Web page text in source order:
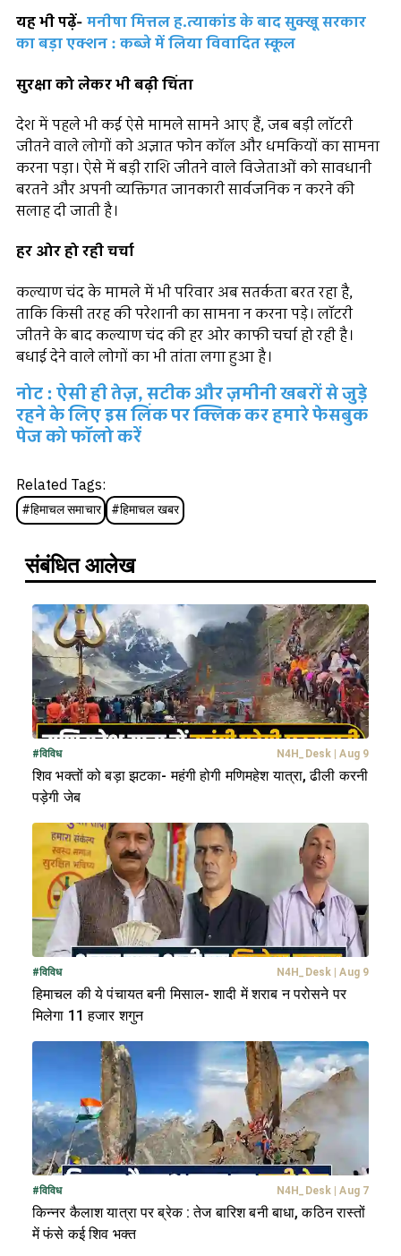
यह भी पढ़ें- मनीषा मित्तल ह.त्याकांड के बाद सुक्खू सरकार
का बड़ा एक्शन : कब्जे में लिया विवादित स्कूल
सुरक्षा को लेकर भी बढ़ी चिंता
देश में पहले भी कई ऐसे मामले सामने आए हैं, जब बड़ी लॉटरी
जीतने वाले लोगों को अज्ञात फोन कॉल और धमकियों का सामना
करना पड़ा। ऐसे में बड़ी राशि जीतने वाले विजेताओं को सावधानी
बरतने और अपनी व्यक्तिगत जानकारी सार्वजनिक न करने की
सलाह दी जाती है।
हर ओर हो रही चर्चा
कल्याण चंद के मामले में भी परिवार अब सतर्कता बरत रहा है,
ताकि किसी तरह की परेशानी का सामना न करना पड़े। लॉटरी
जीतने के बाद कल्याण चंद की हर ओर काफी चर्चा हो रही है।
बधाई देने वाले लोगों का भी तांता लगा हुआ है।
नोट : ऐसी ही तेज़, सटीक और ज़मीनी खबरों से जुड़े
रहने के लिए इस लिंक पर क्लिक कर हमारे फेसबुक
पेज को फॉलो करें
Related Tags:
#हिमाचल समाचार #हिमाचल खबर
संबंधित आलेख
#विविध N4H_Desk Aug 9
शिव भक्तों को बड़ा झटका- महंगी होगी मणिमहेश यात्रा, ढीली करनी
पड़ेगी जेब
#विविध N4H_Desk Aug 9
हिमाचल की ये पंचायत बनी मिसाल- शादी में शराब न परोसने पर
मिलेगा 11 हजार शगुन
#विविध N4H_Desk Aug 7
किन्नर कैलाश यात्रा पर ब्रेक : तेज बारिश बनी बाधा, कठिन रास्तों
में फंसे कई शिव भक्त